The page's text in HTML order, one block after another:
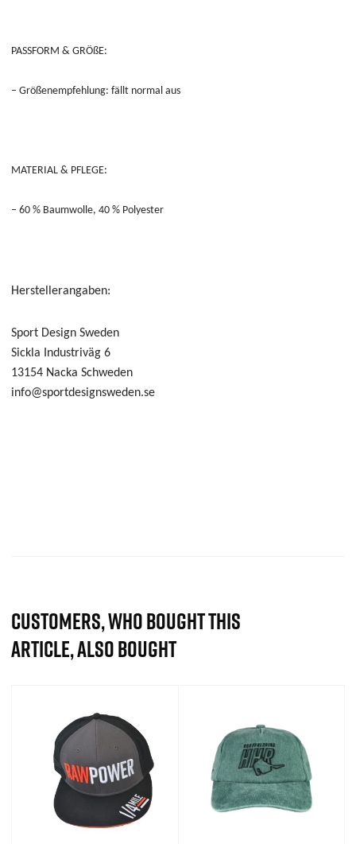
PASSFORM & GRÖßE:
– Größenempfehlung: fällt normal aus
MATERIAL & PFLEGE:
– 60 % Baumwolle, 40 % Polyester
Herstellerangaben:
Sport Design Sweden
Sickla Industriväg 6
13154 Nacka Schweden
info@sportdesignsweden.se
CUSTOMERS, WHO BOUGHT THIS
ARTICLE, ALSO BOUGHT